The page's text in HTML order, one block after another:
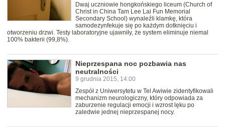
Dwaj uczniowie hongkońskiego liceum (Church of
Christ in China Tam Lee Lai Fun Memorial
Secondary School) wynaleźli klamkę, która
samodezynfekuje się po każdym dotknięciu i
otworzeniu drzwi. Testy laboratoryjne ujawniły, że system eliminuje niemal
100% bakterii (99,8%).
Nieprzespana noc pozbawia nas
neutralności
9 grudnia 2015, 14:00
Zespół z Uniwersytetu w Tel Awiwie zidentyfikowali
mechanizm neurologiczny, który odpowiada za
zaburzenie regulacji emocji i wzrost lęku po
zaledwie jednej nieprzespanej nocy.